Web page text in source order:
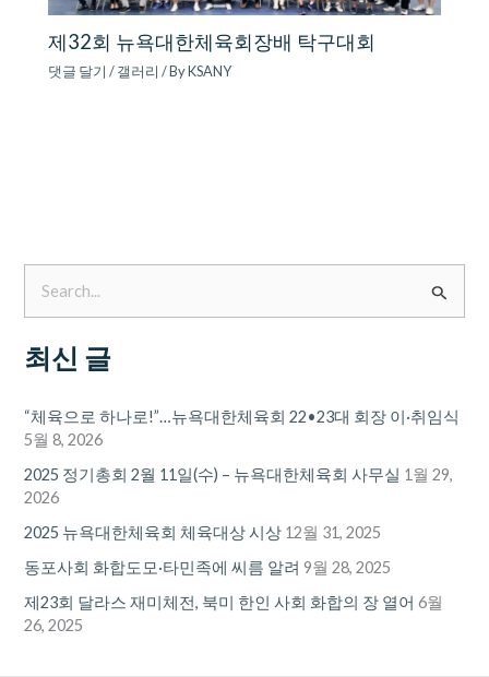
제32회 뉴욕대한체육회장배 탁구대회
댓글 달기 /갤러리 / ByKSANY
대
최신 글
“체육으로 하나로!”…뉴욕대한체육회 22•23대 회장 이·취임식
5월 8, 2026
2025 정기총회 2월 11일(수) – 뉴욕대한체육회 사무실 1월 29,
2026
2025 뉴욕대한체육회 체육대상 시상 12월 31, 2025
동포사회 화합도모·타민족에 씨름 알려 9월 28, 2025
제23회 달라스 재미체전, 북미 한인 사회 화합의 장 열어 6월
26, 2025